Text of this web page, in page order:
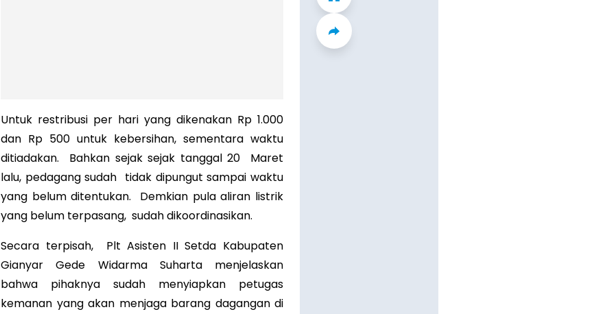
Untuk restribusi per hari yang dikenakan Rp 1.000
dan Rp 500 untuk kebersihan, sementara waktu
ditiadakan. Bahkan sejak sejak tanggal 20 Maret
lalu, pedagang sudah tidak dipungut sampai waktu
yang belum ditentukan. Demkian pula aliran listrik
yang belum terpasang, sudah dikoordinasikan.
Secara terpisah, Plt Asisten II Setda Kabupaten
Gianyar Gede Widarma Suharta menjelaskan
bahwa pihaknya sudah menyiapkan petugas
kemanan yang akan menjaga barang dagangan di